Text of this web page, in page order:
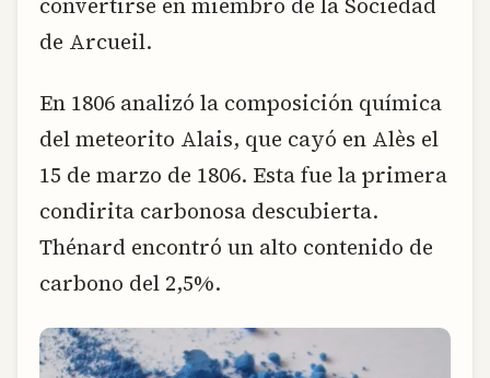
convertirse en miembro de la Sociedad
de Arcueil.
En 1806 analizó la composición química
del meteorito Alais, que cayó en Alès el
15 de marzo de 1806. Esta fue la primera
condirita carbonosa descubierta.
Thénard encontró un alto contenido de
carbono del 2,5%.